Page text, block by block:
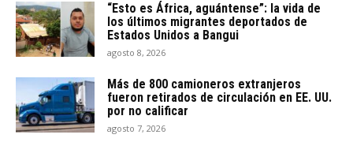
“Esto es África, aguántense”: la vida de
los últimos migrantes deportados de
Estados Unidos a Bangui
agosto 8, 2026
Más de 800 camioneros extranjeros
fueron retirados de circulación en EE. UU.
por no calificar
agosto 7, 2026